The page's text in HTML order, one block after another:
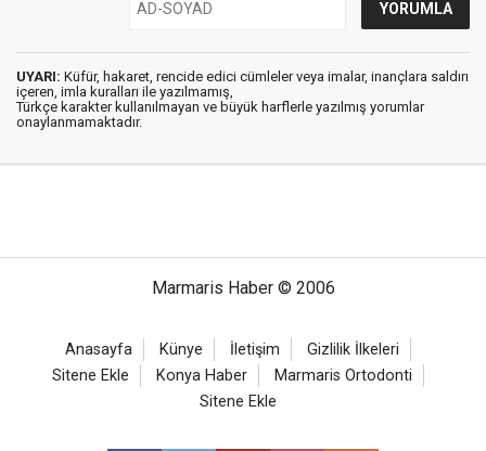
UYARI: Küfür, hakaret, rencide edici cümleler veya imalar, inançlara saldırı
içeren, imla kuralları ile yazılmamış,
Türkçe karakter kullanılmayan ve büyük harflerle yazılmış yorumlar
onaylanmamaktadır.
Marmaris Haber © 2006
Anasayfa Künye İletişim
Gizlilik İlkeleri
Sitene Ekle
Konya Haber
Marmaris Ortodonti
Sitene Ekle